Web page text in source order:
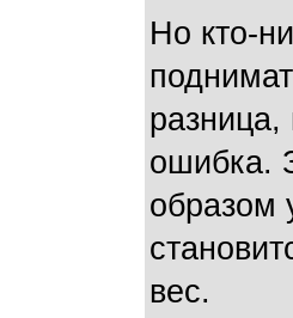
Но кто-
ошибка.
образом
вес.